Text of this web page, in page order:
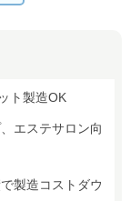
ト製造OK
エステサロン向
製造コストダウ